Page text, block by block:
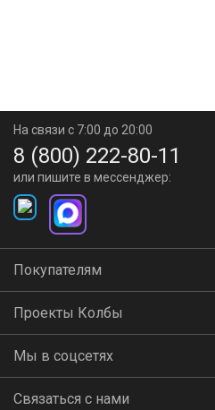
На связи с 7:00 до 20:00
8 (800) 222-80-11
или пишите в мессенджер:
Покупателям
Проекты Колбы
Мы в соцсетях
Связаться с нами